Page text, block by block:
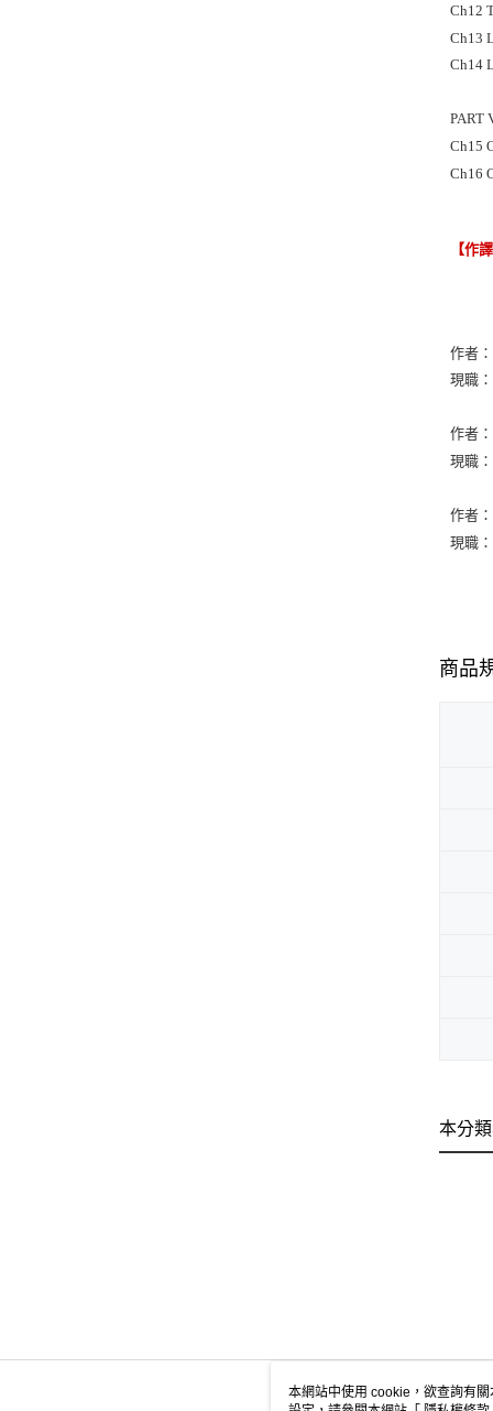
Ch12
Ch13
Ch14
PART
Ch15
Ch16
【作
作者
現職
作者
現職
作者
現職
商品
本分
本網站中使用 cookie，欲查詢有